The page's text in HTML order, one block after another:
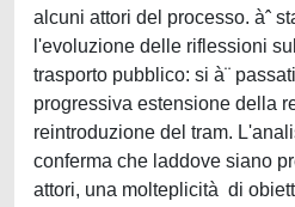
alcuni attori del processo. àˆ
l'evoluzione delle riflessioni
trasporto pubblico: si à¨
progressiva estensione della
reintroduzione del tram.
conferma che laddove siano
attori, una molteplicità di